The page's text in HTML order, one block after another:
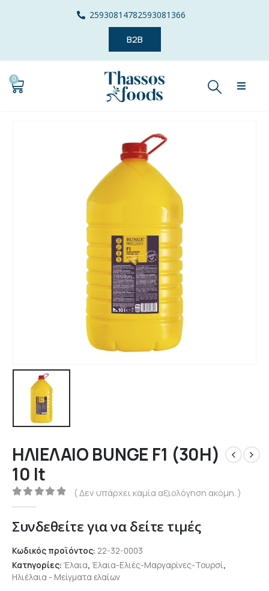
25930814782593081366
B2B
0
ΗΛΙΕΛΑΙΟ BUNGE F1 (30H)
10 lt
0out of 5
( Δεν υπάρχει καμία αξιολόγηση ακόμη. )
Συνδεθείτε για να δείτε τιμές
Κωδικός προϊόντος: 22-32-0003
Κατηγορίες: Έλαια, Έλαια-Ελιές-Μαργαρίνες-Τουρσί,
Ηλιέλαια - Μείγματα ελαίων